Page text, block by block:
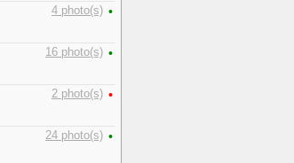
4 photo(s) •
16 photo(s) •
2 photo(s) •
24 photo(s) •